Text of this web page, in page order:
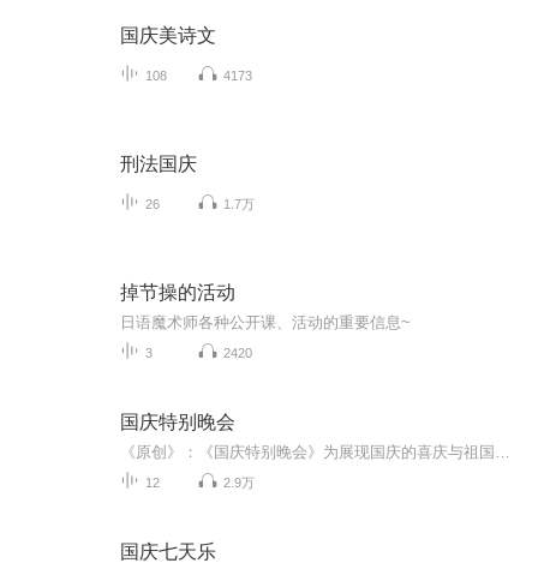
国庆美诗文
108 4173
刑法国庆
26 1.7万
掉节操的活动
日语魔术师各种公开课、活动的重要信息~
3 2420
国庆特别晚会
12 2.9万
国庆七天乐